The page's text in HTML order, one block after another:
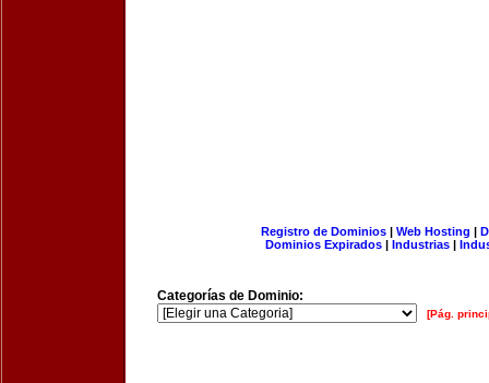
Registro de Dominios| Web Hosting |
Dominios Expirados | Industrias |
Categorías de Dominio:
[Pág.